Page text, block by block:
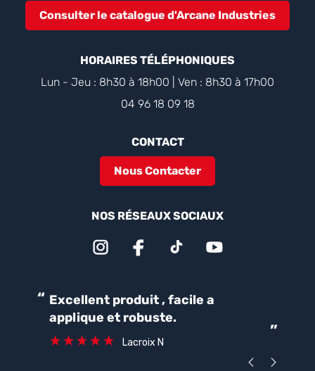
Consulter le catalogue d'Arcane Industries
HORAIRES TÉLÉPHONIQUES
Lun - Jeu : 8h30 à 18h00 | Ven : 8h30 à 17h00
04 96 18 09 18
CONTACT
Nous Contacter
NOS RÉSEAUX SOCIAUX
“
”
Excellent produit , facile a
applique et robuste.
Lacroix N